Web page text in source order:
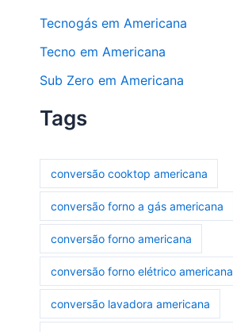
Tecnogás em Americana
Tecno em Americana
Sub Zero em Americana
Tags
conversão cooktop americana
conversão forno a gás americana
conversão forno americana
conversão forno elétrico americana
conversão lavadora americana